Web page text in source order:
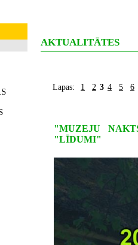
AKTUALITĀTES
Lapas: 1 2 3 4 5 6
"MUZEJU
"LĪDUMI"